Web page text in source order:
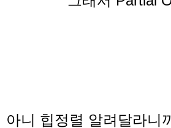
아니 힙정렬 알려달라니